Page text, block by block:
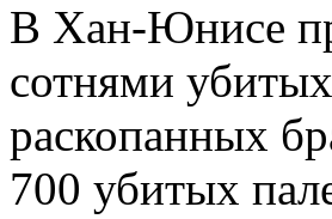
В Хан-Юнисе
сотнями
раскопанных
700 убитых